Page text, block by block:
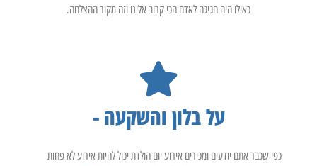
כאילו היה חגיגה לאדם הכי קרוב אלינו וזה מקור ההצלחה.
על בלון והשקעה -
כפי שכבר אתם יודעים ומכירים אירוע יום הולדת יכול להיות אירוע לא פחות